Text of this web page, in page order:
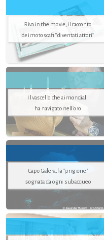
Riva in the movie, il racconto
dei motoscafi “diventati attori”
Il vascello che ai mondiali
ha navigato nell’oro
Capo Galera, la "prigione"
sognata da ogni subacqueo